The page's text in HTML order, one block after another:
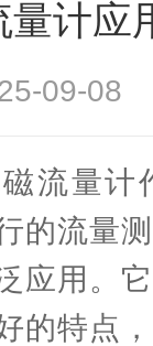
计应
09-
量计
的流量
应用。
的特点